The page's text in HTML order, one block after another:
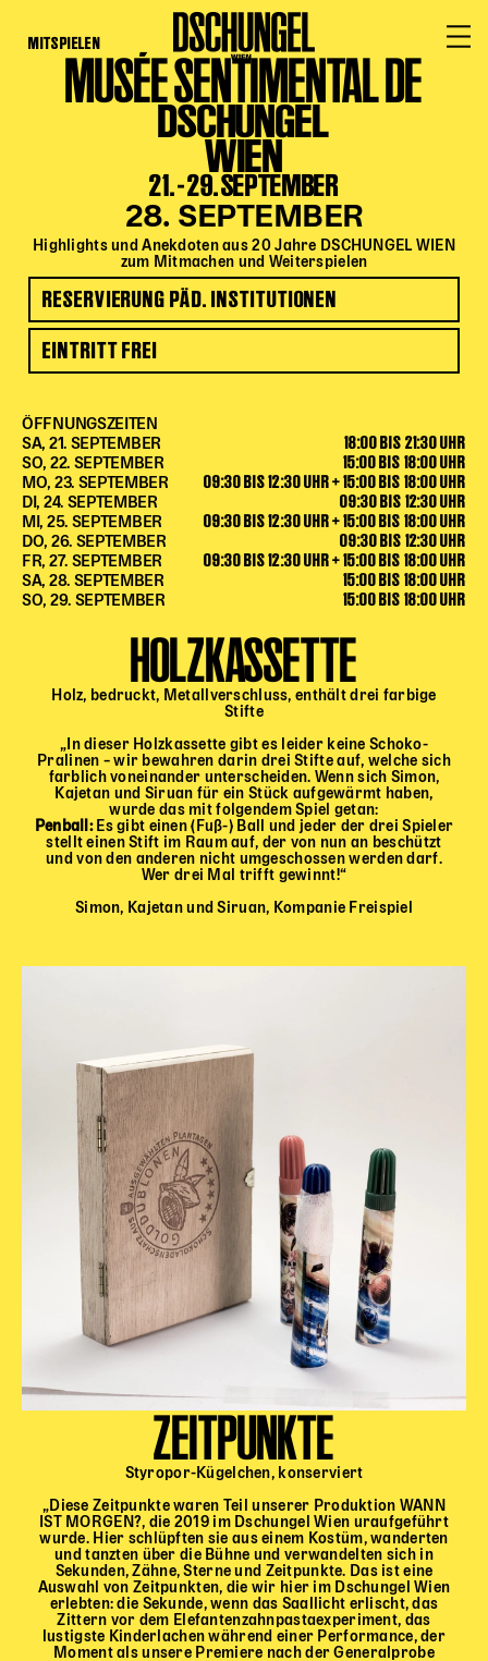
BARRIEREFREI
PROGRAMM
Wild & Schön Festival
Gastspiele
Extras
Available for Touring
Archiv
MITSPIELEN
Macht Wahn Sinn
Kinder Kunst
Workshops
Abenteuernacht
Junge Kunst
Next Generation
Angewandte + DSCHUNGEL WIEN
MAGMA 25/26
Dramaturgie + Stadt
Theaterwerkstätten
Rund um den Vorstellungsbesuch
Partnerklasse + Partnerschule
Schulabenteuernacht
Probenklasse
Theaterklasse
Vorstellungen für pädagogische Institutionen
Angebote für Pädagog*innen
PädagogikClub
Sommerfest
Open House
Newsletter für pädagogische Institutionen
DIGITALE BÜHNE
Wem gehört die Bühne?
House of Hybrid Rebels
HAUS
Über Uns
MITSPIELEN
MUSÉE SENTIMENTAL DE
DSCHUNGEL
WIEN
21. - 29. SEPTEMBER
28. SEPTEMBER
Highlights und Anekdoten aus 20 Jahre DSCHUNGEL WIEN
zum Mitmachen und Weiterspielen
RESERVIERUNG PÄD. INSTITUTIONEN
EINTRITT FREI
ÖFFNUNGSZEITEN
SA, 21. SEPTEMBER
18:00 BIS 21:30 UHR
SO, 22. SEPTEMBER 15:00 BIS 18:00 UHR
MO, 23. SEPTEMBER 09:30 BIS 12:30 UHR + 15:00 BIS 18:00 UHR
DI, 24. SEPTEMBER 09:30 BIS 12:30 UHR
MI, 25. SEPTEMBER 09:30 BIS 12:30 UHR + 15:00 BIS 18:00 UHR
DO, 26. SEPTEMBER 09:30 BIS 12:30 UHR
FR, 27. SEPTEMBER 09:30 BIS 12:30 UHR + 15:00 BIS 18:00 UHR
SA, 28. SEPTEMBER 15:00 BIS 18:00 UHR
SO, 29. SEPTEMBER 15:00 BIS 18:00 UHR
HOLZKASSETTE
Holz, bedruckt, Metallverschluss, enthält drei farbige
Stifte
„In dieser Holzkassette gibt es leider keine Schoko-
Pralinen – wir bewahren darin drei Stifte auf, welche sich
farblich voneinander unterscheiden. Wenn sich Simon,
Kajetan und Siruan für ein Stück aufgewärmt haben,
wurde das mit folgendem Spiel getan:
Penball:Es gibt einen (Fuß-) Ball und jeder der drei Spieler
stellt einen Stift im Raum auf, der von nun an beschützt
und von den anderen nicht umgeschossen werden darf.
Wer drei Mal trifft gewinnt!“
Simon, Kajetan und Siruan, Kompanie Freispiel
ZEITPUNKTE
Styropor-Kügelchen, konserviert
„Diese Zeitpunkte waren Teil unserer Produktion WANN
IST MORGEN?, die 2019 im Dschungel Wien uraufgeführt
wurde. Hier schlüpften sie aus einem Kostüm, wanderten
und tanzten über die Bühne und verwandelten sich in
Sekunden, Zähne, Sterne und Zeitpunkte. Das ist eine
Auswahl von Zeitpunkten, die wir hier im Dschungel Wien
erlebten: die Sekunde, wenn das Saallicht erlischt, das
Zittern vor dem Elefantenzahnpastaexperiment, das
lustigste Kinderlachen während einer Performance, der
Moment als unsere Premiere nach der Generalprobe